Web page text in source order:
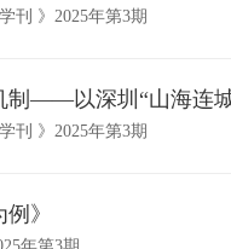
刊 》2025年第3期
制——以深圳“山海连城
刊 》2025年第3期
》